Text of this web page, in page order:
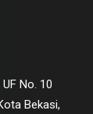
No. 10
Bekasi,